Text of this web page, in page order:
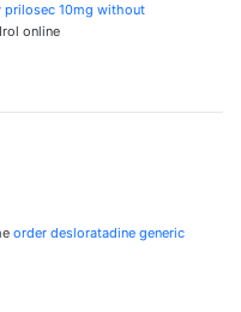
prilosec 10mg without
online
order desloratadine generic